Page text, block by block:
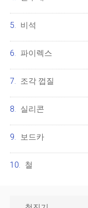
비석
파이렉스
조각 껍질
실리콘
보드카
철